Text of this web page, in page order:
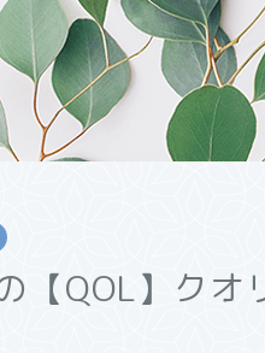
【QOL】クオ